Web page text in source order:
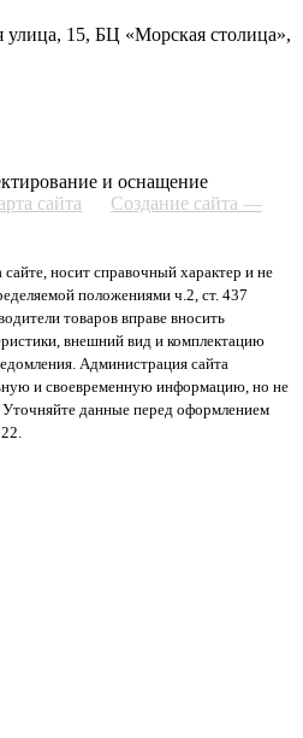
улица, 15, БЦ «Морская столица»,
и оснащение
сайта
Создание сайта —
носит справочный характер и не
положениями ч.2, ст. 437
товаров вправе вносить
внешний вид и комплектацию
Администрация сайта
и своевременную информацию, но не
данные перед оформлением